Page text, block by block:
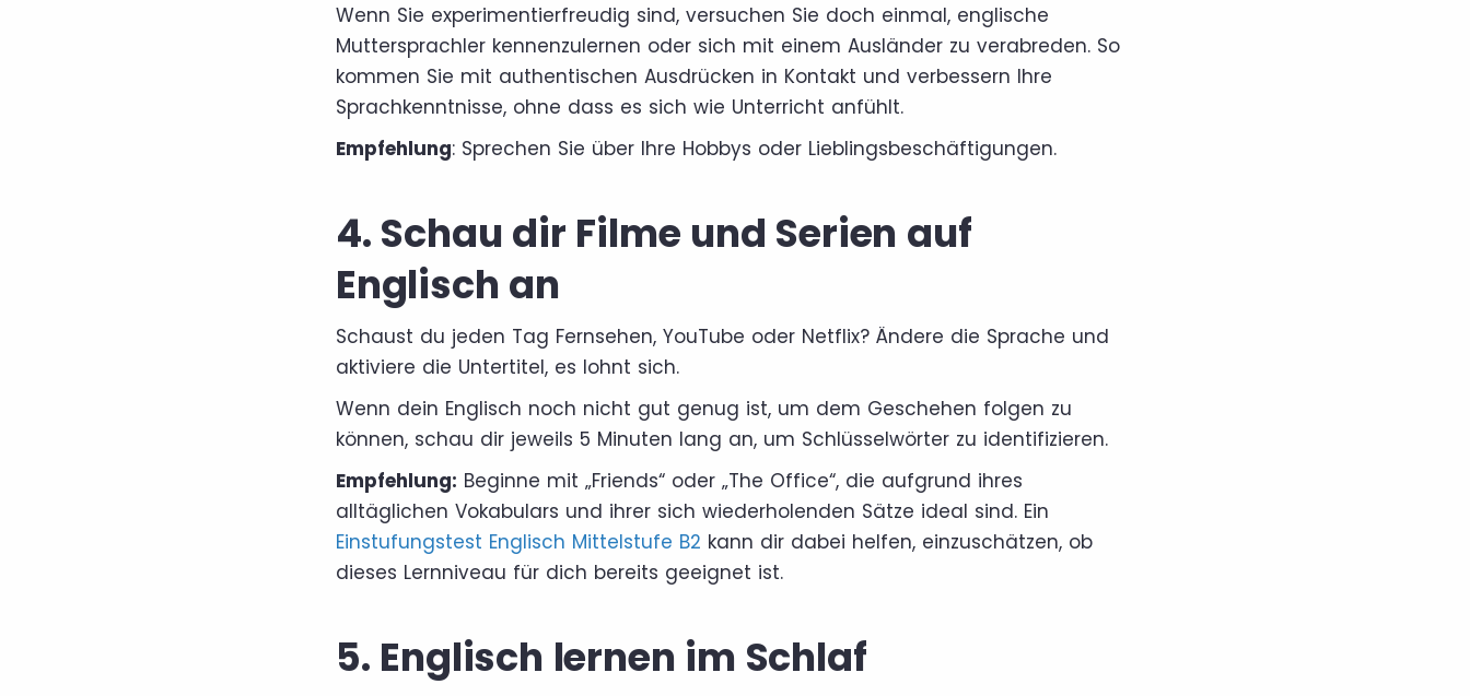
Wenn Sie experimentierfreudig sind, versuchen Sie doch einmal, englische
Muttersprachler kennenzulernen oder sich mit einem Ausländer zu verabreden. So
kommen Sie mit authentischen Ausdrücken in Kontakt und verbessern Ihre
Sprachkenntnisse, ohne dass es sich wie Unterricht anfühlt.
Empfehlung: Sprechen Sie über Ihre Hobbys oder Lieblingsbeschäftigungen.
4. Schau dir Filme und Serien auf
Englisch an
Schaust du jeden Tag Fernsehen, YouTube oder Netflix? Ändere die Sprache und
aktiviere die Untertitel, es lohnt sich.
Wenn dein Englisch noch nicht gut genug ist, um dem Geschehen folgen zu
können, schau dir jeweils 5 Minuten lang an, um Schlüsselwörter zu identifizieren.
Empfehlung: Beginne mit „Friends“ oder „The Office“, die aufgrund ihres
alltäglichen Vokabulars und ihrer sich wiederholenden Sätze ideal sind. Ein
Einstufungstest Englisch Mittelstufe B2 kann dir dabei helfen, einzuschätzen, ob
dieses Lernniveau für dich bereits geeignet ist.
5. Englisch lernen im Schlaf